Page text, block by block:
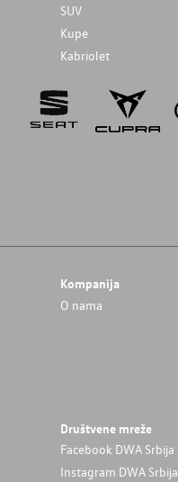
SUV
Kupe
Kabriolet
Kompanija
O nama
Društvene mreže
Facebook DWA Srbija
Instagram DWA Srbija